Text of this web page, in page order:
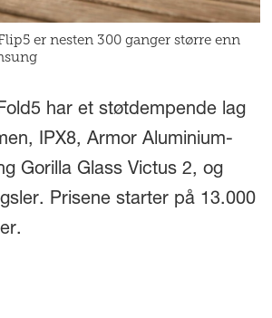
er nesten 300 ganger større enn
har et støtdempende lag
IPX8, Armor Aluminium-
Gorilla Glass Victus 2, og
Prisene starter på 13.000